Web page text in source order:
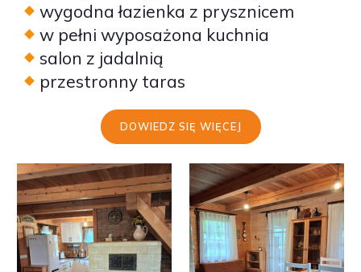
wygodna łazienka z prysznicem
w pełni wyposażona kuchnia
salon z jadalnią
przestronny taras
DOWIEDZ SIĘ WIĘCEJ